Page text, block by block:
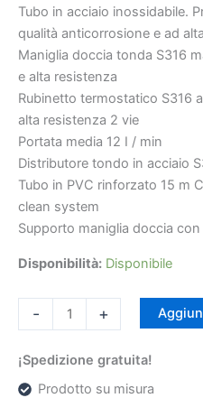
Tubo in acciaio inossidabile.
qualità anticorrosione e ad
Maniglia doccia tonda S316
e alta resistenza
Rubinetto termostatico S316
alta resistenza 2 vie
Portata media 12 I / min
Distributore tondo in acciaio
Tubo in PVC rinforzato 15 m
clean system
Supporto maniglia doccia
Disponibilità: Disponibile
- +
¡Spedizione gratuita!
Prodotto su misura